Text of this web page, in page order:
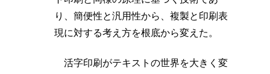
り、簡便性と汎用性から、複製と印刷表
現に対する考え方を根底から変えた。
活字印刷がテキストの世界を大きく変